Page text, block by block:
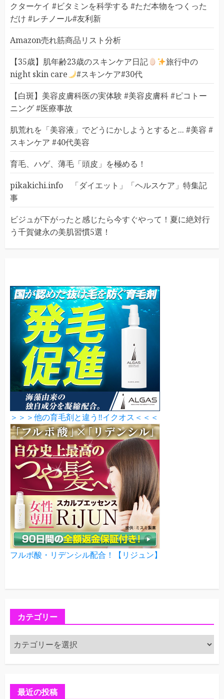
クターケイ #ビタミンを科学する #ただ本物をつくった
だけ #レチノール#友利新
Amazon売れ筋商品リスト分析
【35歳】肌年齢23歳のスキンケア日記
旅行中の
night skin care
#スキンケア#30代
【白斑】美容皮膚科医の実体験 #美容皮膚科 #ピコトー
ニング #医療事故
肌荒れを「美容液」でどうにかしようとすると... #美容 #
スキンケア #40代美容
育毛、ハゲ、薄毛「頭皮」を極める！
pikakichi.info 「ダイエット」「ヘルスケア」特集記
事
ビジュが下がったと感じたら今すぐやって！夏に絶対行
う千賀健永の美肌習慣5選！
＞＞＞他の育毛剤と違う‼イクオス＜＜＜
フルボ酸・リデンシル配合！【リジュン】
カテゴリー
カ
テ
ゴ
最近の投稿